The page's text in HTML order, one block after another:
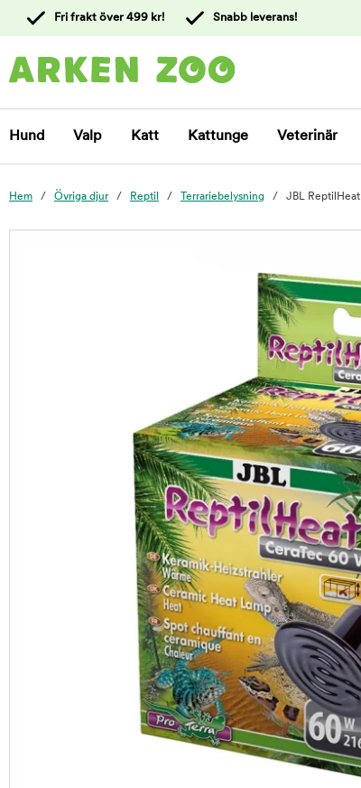
kundtjänst
Fri frakt över 499 kr! Snabb leverans!
Hund Valp Katt Kattunge Veterinär
Hem Övriga djur Reptil Terrariebelysning JBL ReptilHeat